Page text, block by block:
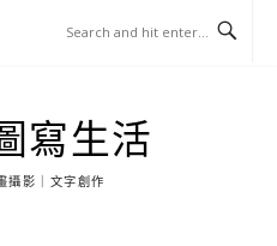
寫生活
攝影｜文字創作